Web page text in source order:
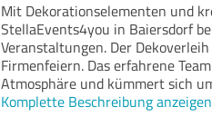
Mit Dekorationselementen und
StellaEvents4you in Baiersdorf
Veranstaltungen. Der
Firmenfeiern. Das erfahrene
Atmosphäre und kümmert sich
Komplette Beschreibung anzeigen